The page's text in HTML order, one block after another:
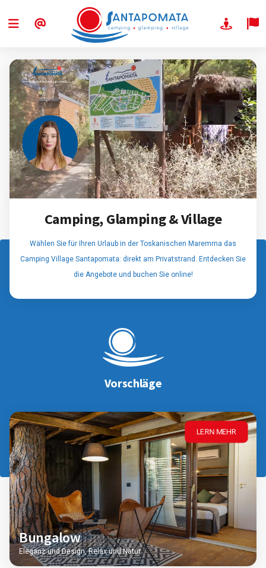
Camping, Glamping & Village
Wählen Sie für Ihren Urlaub in der Toskanischen Maremma das
Camping Village Santapomata: direkt am Privatstrand. Entdecken Sie
die Angebote und buchen Sie online!
Vorschläge
LERN MEHR
Bungalow
Eleganz und Design, Relax und Natur